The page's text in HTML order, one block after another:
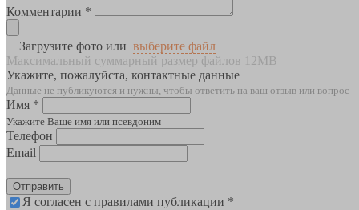
Комментарии *
Загрузите фото или выберите файл
Максимальный суммарный размер файлов 12MB
Укажите, пожалуйста, контактные данные
Данные не публикуются и нужны, чтобы ответить на ваш отзыв или вопрос
Имя *
Укажите Ваше имя или псевдоним
Телефон
Email
Отправить
Я согласен с правилами публикации *